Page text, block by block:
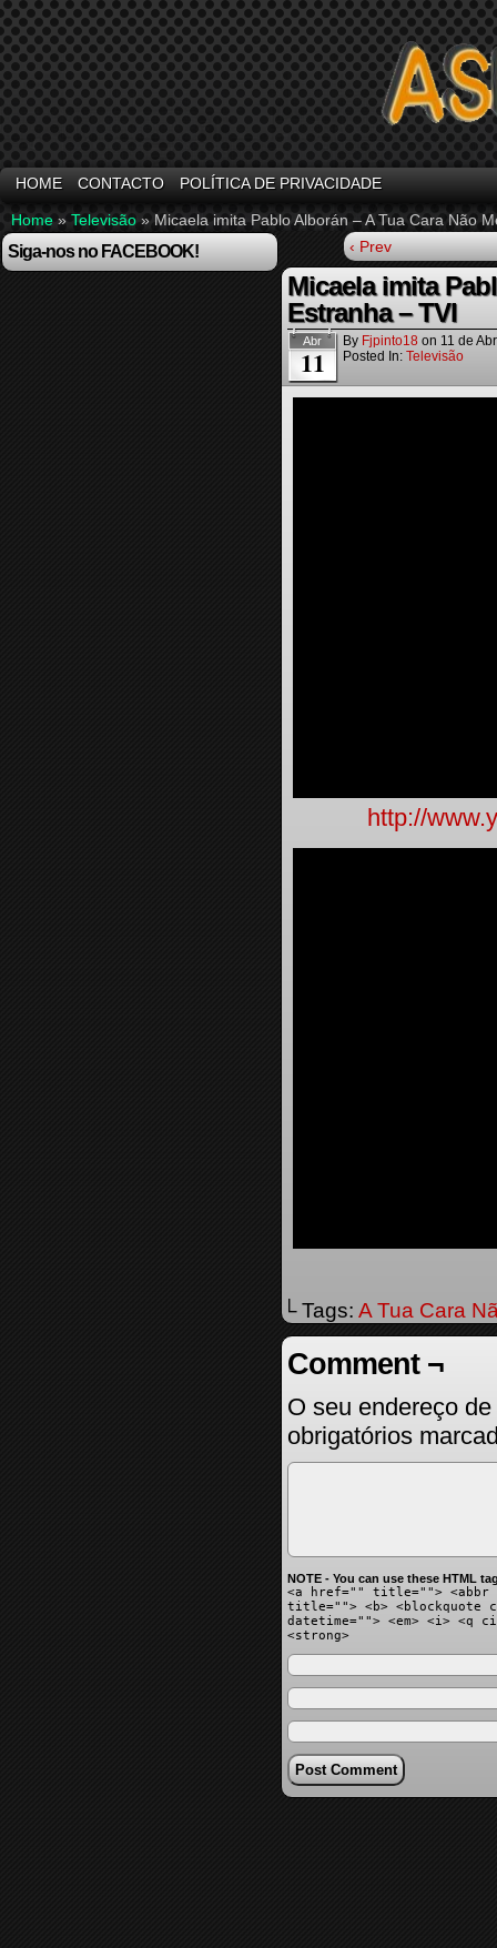
HOME CONTACTO POLÍTICA DE PRIVACIDADE
Home » Televisão » Micaela imita Pablo Alborán – A Tua Cara Não
Siga-nos no FACEBOOK! ‹ Prev
Micaela imita
Estranha – TVI
Abr
11
By Fjpinto18 on 11 de
Posted In: Televisão
http://
└ Tags: A Tua Cara
Comment ¬
O seu endereço
obrigatórios
NOTE - You can use these HTML
<a href="" title=""> <abbr
title=""> <b> <blockquote
datetime=""> <em> <i> <q
<strong>